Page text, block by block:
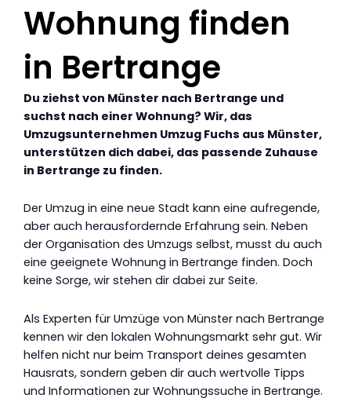
Wohnung finden
in Bertrange
Du ziehst von Münster nach Bertrange und
suchst nach einer Wohnung? Wir, das
Umzugsunternehmen Umzug Fuchs aus Münster,
unterstützen dich dabei, das passende Zuhause
in Bertrange zu finden.
Der Umzug in eine neue Stadt kann eine aufregende,
aber auch herausfordernde Erfahrung sein. Neben
der Organisation des Umzugs selbst, musst du auch
eine geeignete Wohnung in Bertrange finden. Doch
keine Sorge, wir stehen dir dabei zur Seite.
Als Experten für Umzüge von Münster nach Bertrange
kennen wir den lokalen Wohnungsmarkt sehr gut. Wir
helfen nicht nur beim Transport deines gesamten
Hausrats, sondern geben dir auch wertvolle Tipps
und Informationen zur Wohnungssuche in Bertrange.